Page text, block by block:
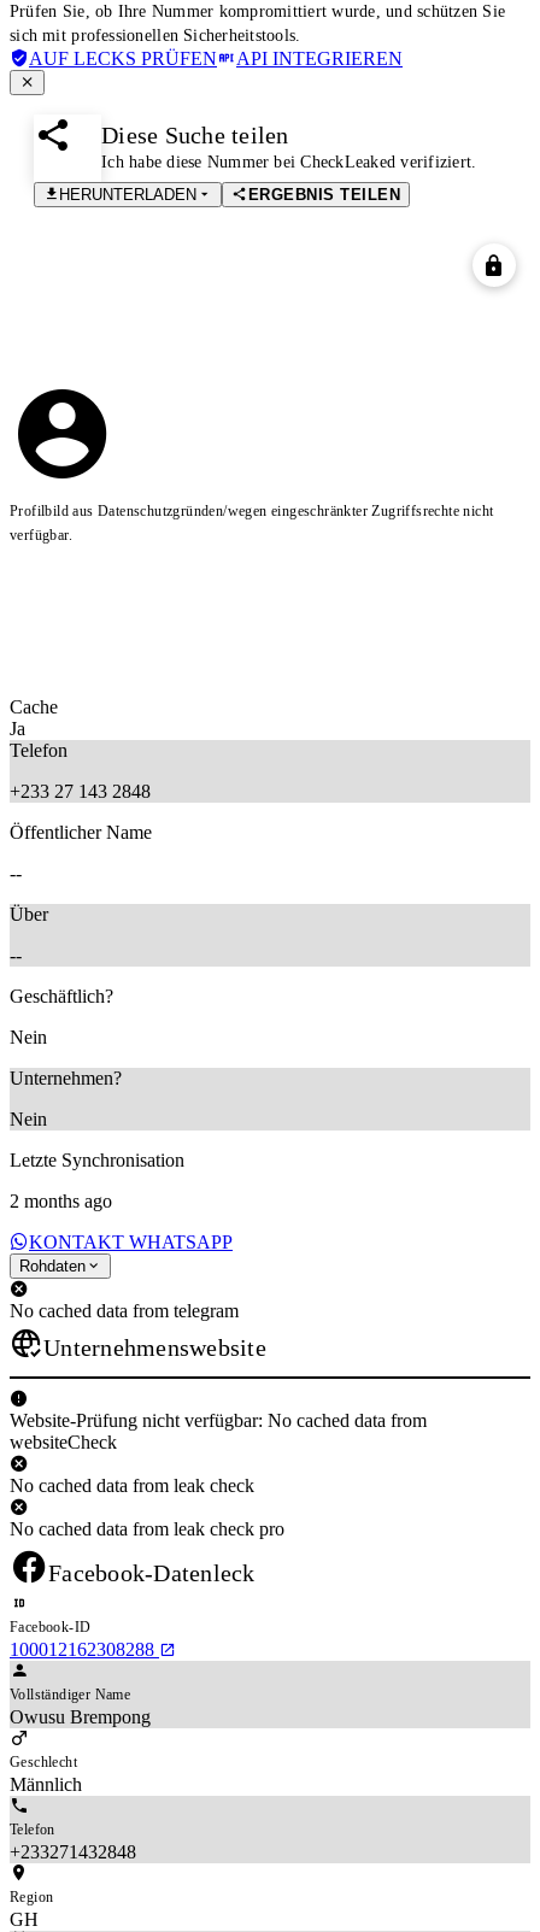
Prüfen Sie, ob Ihre Nummer kompromittiert wurde, und schützen Sie
sich mit professionellen Sicherheitstools.
AUF LECKS PRÜFEN API INTEGRIEREN
Diese Suche teilen
Ich habe diese Nummer bei CheckLeaked verifiziert.
HERUNTERLADEN
ERGEBNIS TEILEN
Profilbild aus Datenschutzgründen/wegen eingeschränkter Zugriffsrechte nicht
verfügbar.
Cache
Ja
Telefon
+233 27 143 2848
Öffentlicher Name
--
Über
--
Geschäftlich?
Nein
Unternehmen?
Nein
Letzte Synchronisation
2 months ago
KONTAKT WHATSAPP
Rohdaten
No cached data from telegram
Unternehmenswebsite
Website-Prüfung nicht verfügbar: No cached data from
websiteCheck
No cached data from leak check
No cached data from leak check pro
Facebook-Datenleck
Facebook-ID
100012162308288
Vollständiger Name
Owusu Brempong
Geschlecht
Männlich
Telefon
+233271432848
Region
GH